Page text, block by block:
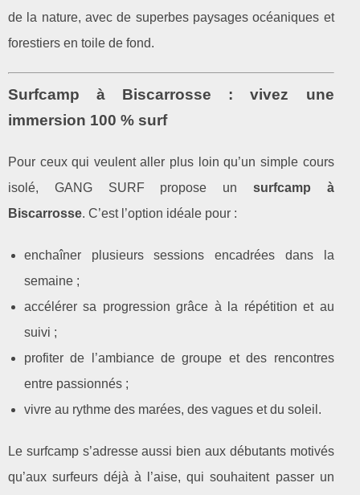
de la nature, avec de superbes paysages océaniques et
forestiers en toile de fond.
Surfcamp à Biscarrosse : vivez une
immersion 100 % surf
Pour ceux qui veulent aller plus loin qu’un simple cours
isolé, GANG SURF propose un surfcamp à
Biscarrosse. C’est l’option idéale pour :
enchaîner plusieurs sessions encadrées dans la
semaine ;
accélérer sa progression grâce à la répétition et au
suivi ;
profiter de l’ambiance de groupe et des rencontres
entre passionnés ;
vivre au rythme des marées, des vagues et du soleil.
Le surfcamp s’adresse aussi bien aux débutants motivés
qu’aux surfeurs déjà à l’aise, qui souhaitent passer un